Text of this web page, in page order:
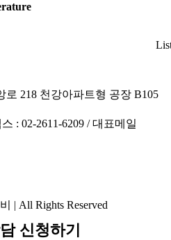
218 천강아파트형 공장 B105
: 02-2611-6209 / 대표메일
| All Rights Reserved
신청하기